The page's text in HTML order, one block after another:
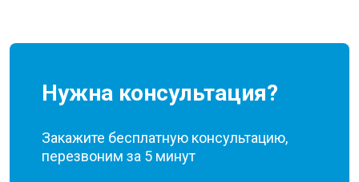
Нужна консультация?
Закажите бесплатную консультацию,
перезвоним за 5 минут